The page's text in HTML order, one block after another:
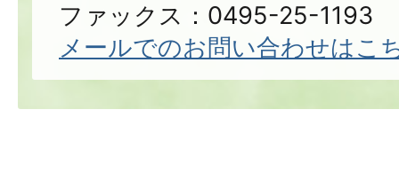
ファックス：0495-25-1193
メールでのお問い合わせはこ